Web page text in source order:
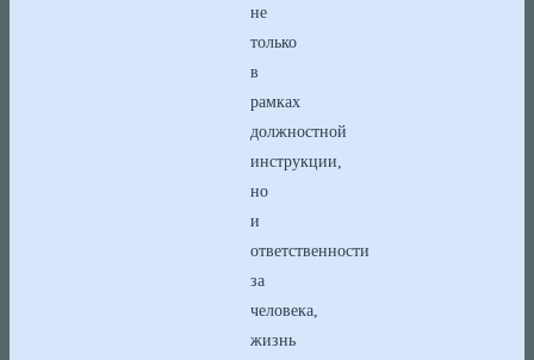
не
только
в
рамках
должностной
инструкции,
но
и
ответственности
за
человека,
жизнь